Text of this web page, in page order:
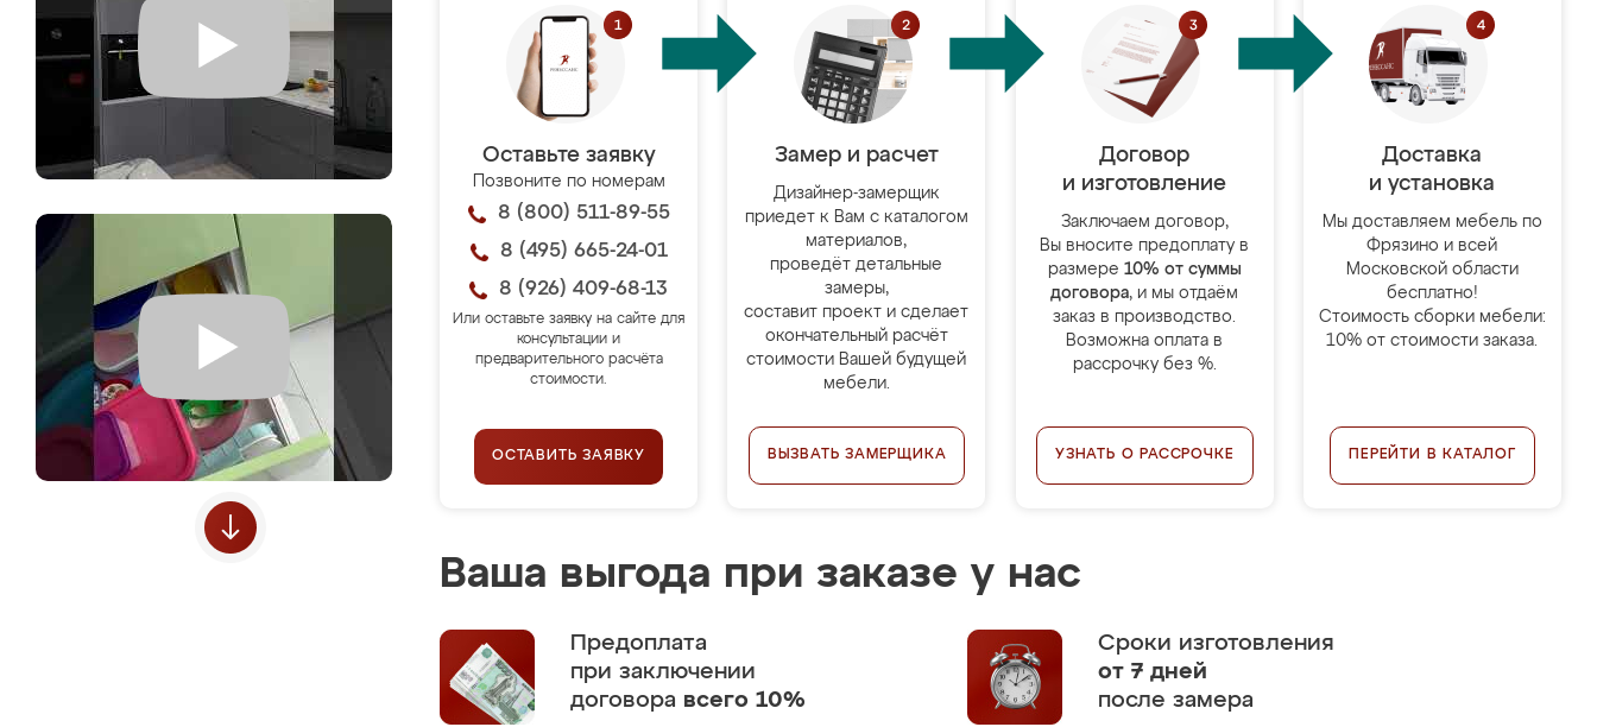
Оставьте заявку
Позвоните по номерам
8 (800) 511-89-55
8 (495) 665-24-01
8 (926) 409-68-13
Или оставьте заявку на сайте для
консультации и
предварительного расчёта
стоимости.
ОСТАВИТЬ ЗАЯВКУ
Замер и расчет
Дизайнер-замерщик
приедет к Вам с каталогом
материалов,
проведёт детальные
замеры,
составит проект и сделает
окончательный расчёт
стоимости Вашей будущей
мебели.
ВЫЗВАТЬ ЗАМЕРЩИКА
Договор
и изготовление
Заключаем договор,
Вы вносите предоплату в
размере 10% от суммы
договора, и мы отдаём
заказ в производство.
Возможна оплата в
рассрочку без %.
УЗНАТЬ О РАССРОЧКЕ
Доставка
и установка
Мы доставляем мебель по
Фрязино и всей
Московской области
бесплатно!
Стоимость сборки мебели:
10% от стоимости заказа.
ПЕРЕЙТИ В КАТАЛОГ
Ваша выгода при заказе у нас
Предоплата
при заключении
договора всего 10%
Сроки изготовления
от 7 дней
после замера